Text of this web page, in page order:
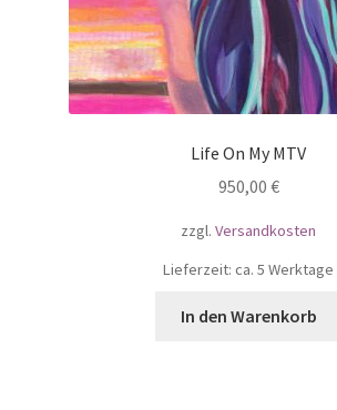
Life On My MTV
950,00 €
zzgl. Versandkosten
Lieferzeit: ca. 5 Werktage
In den Warenkorb